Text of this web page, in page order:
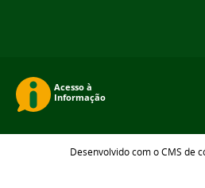
Desenvolvido com o CMS de